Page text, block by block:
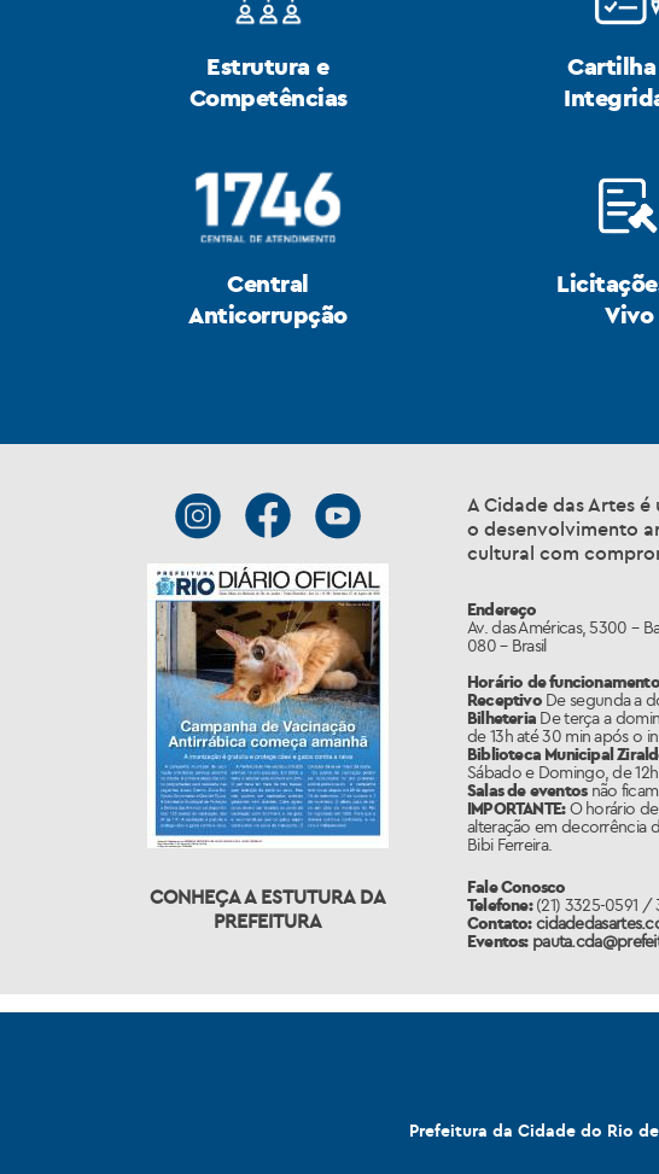
Estrutura e
Competências
Central
Anticorrupção
Vivo
CONHEÇA A ESTUTURA DA
PREFEITURA
A Cidade das Artes
o desenvolvimento
cultural com
Endereço
Av. das Américas, 5300 –
080 – Brasil
Horário de funcionamento
ReceptivoDe segunda a
Bilheteria De terça a
de 13h até 30 min após o
Biblioteca Municipal
Sábado e Domingo, de 12h
Salas de eventosnão ficam
IMPORTANTE:O horário de
alteração em decorrência
Bibi Ferreira.
Fale Conosco
Telefone:(21) 3325-0591 /
Contato:
Eventos:
Prefeitura da Cidade do Rio